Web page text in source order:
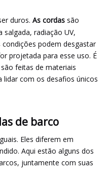
duros. As cordas são
radiação UV,
condições podem desgastar
projetada para esse uso. É
feitas de materiais
lidar com os desafios únicos
de barco
Eles diferem em
Aqui estão alguns dos
juntamente com suas